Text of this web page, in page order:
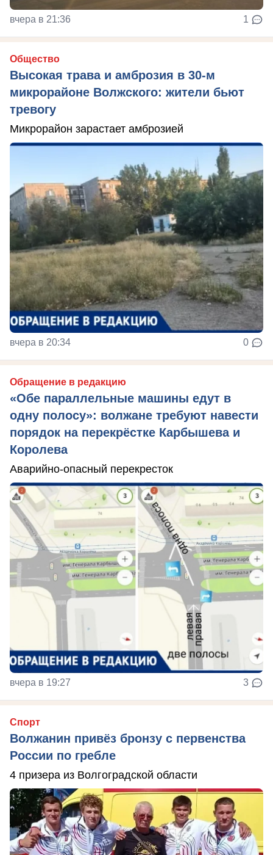
вчера в 21:36 1
Общество
Высокая трава и амброзия в 30‑м
микрорайоне Волжского: жители бьют
тревогу
Микрорайон зарастает амброзией
вчера в 20:34 0
Обращение в редакцию
«Обе параллельные машины едут в
одну полосу»: волжане требуют навести
порядок на перекрёстке Карбышева и
Королева
Аварийно-опасный перекресток
вчера в 19:27 3
Спорт
Волжанин привёз бронзу с первенства
России по гребле
4 призера из Волгоградской области